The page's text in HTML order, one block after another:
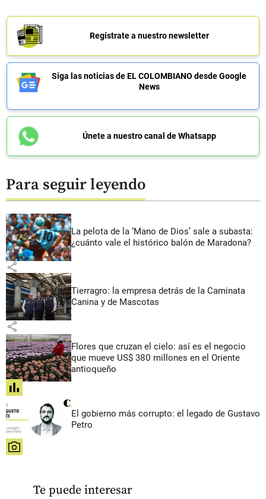
Regístrate a nuestro newsletter
Siga las noticias de EL COLOMBIANO desde Google
News
Únete a nuestro canal de Whatsapp
Para seguir leyendo
La pelota de la ‘Mano de Dios’ sale a subasta:
¿cuánto vale el histórico balón de Maradona?
share
Tierragro: la empresa detrás de la Caminata
Canina y de Mascotas
share
Flores que cruzan el cielo: así es el negocio
que mueve US$ 380 millones en el Oriente
antioqueño
share
El gobierno más corrupto: el legado de Gustavo
Petro
share
Te puede interesar